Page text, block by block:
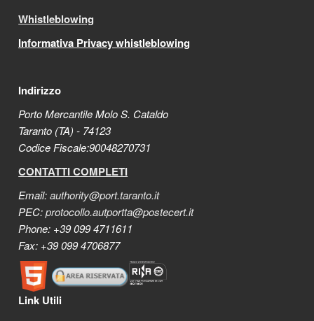
Whistleblowing
Informativa Privacy whistleblowing
Indirizzo
Porto Mercantile Molo S. Cataldo
Taranto (TA) - 74123
Codice Fiscale:90048270731
CONTATTI COMPLETI
Email:authority@port.taranto.it
PEC:protocollo.autportta@postecert.it
Phone: +39 099 4711611
Fax: +39 099 4706877
Link Utili